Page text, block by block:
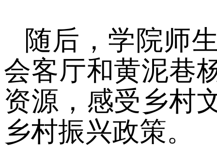
随后，学院师
会客厅和黄泥巷
资源，感受乡村
乡村振兴政策。